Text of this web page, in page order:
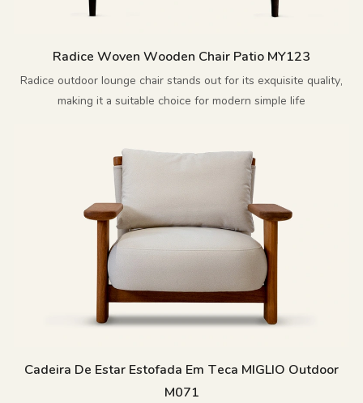
Radice Woven Wooden Chair Patio MY123
Radice outdoor lounge chair stands out for its exquisite quality,
making it a suitable choice for modern simple life
Cadeira De Estar Estofada Em Teca MIGLIO Outdoor
M071